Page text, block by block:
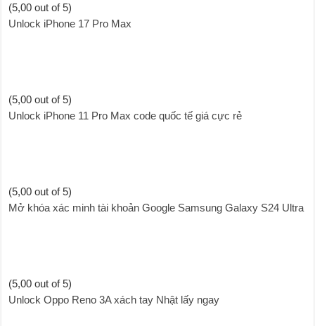
(5,00 out of 5)
Unlock iPhone 17 Pro Max
(5,00 out of 5)
Unlock iPhone 11 Pro Max code quốc tế giá cực rẻ
(5,00 out of 5)
Mở khóa xác minh tài khoản Google Samsung Galaxy S24 Ultra
(5,00 out of 5)
Unlock Oppo Reno 3A xách tay Nhật lấy ngay